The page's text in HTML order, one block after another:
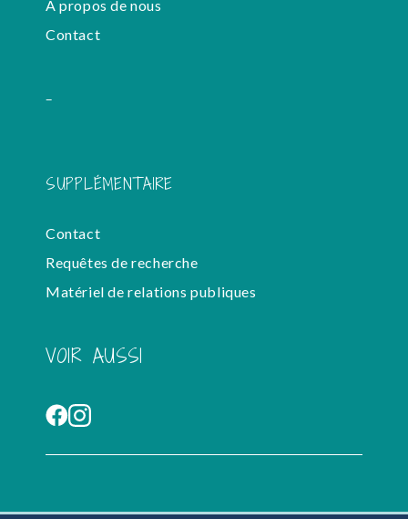
À propos de nous
Contact
-
SUPPLÉMENTAIRE
Contact
Requêtes de recherche
Matériel de relations publiques
VOIR AUSSI